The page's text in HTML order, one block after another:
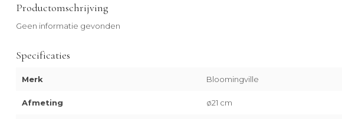
Productomschrijving
Geen informatie gevonden
Specificaties
Merk Bloomingville
Afmeting ø21 cm